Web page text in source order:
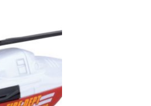
Añadir
lista